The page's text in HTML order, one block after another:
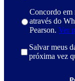
Concordo em
através do
Pearson. Ver
Salvar meus
próxima vez